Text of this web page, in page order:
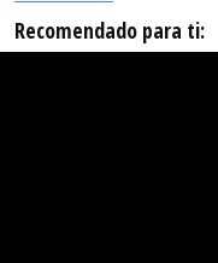
Recomendado para ti: